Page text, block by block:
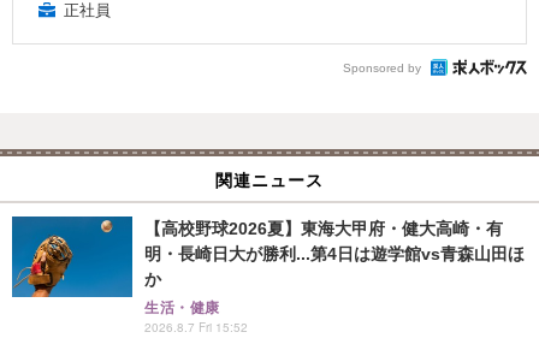
正社員
Sponsored by
関連ニュース
【高校野球2026夏】東海大甲府・健大高崎・有
明・長崎日大が勝利...第4日は遊学館vs青森山田ほ
か
生活・健康
2026.8.7 Fri 15:52